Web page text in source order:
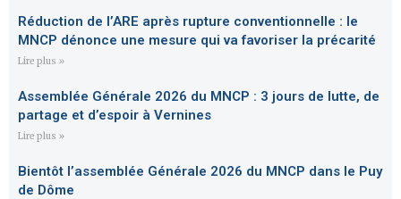
Réduction de l’ARE après rupture conventionnelle : le
MNCP dénonce une mesure qui va favoriser la précarité
Lire plus »
Assemblée Générale 2026 du MNCP : 3 jours de lutte, de
partage et d’espoir à Vernines
Lire plus »
Bientôt l’assemblée Générale 2026 du MNCP dans le Puy
de Dôme